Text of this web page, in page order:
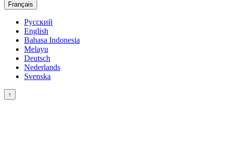
Français
Русский
English
Bahasa Indonesia
Melayu
Deutsch
Nederlands
Svenska
↑